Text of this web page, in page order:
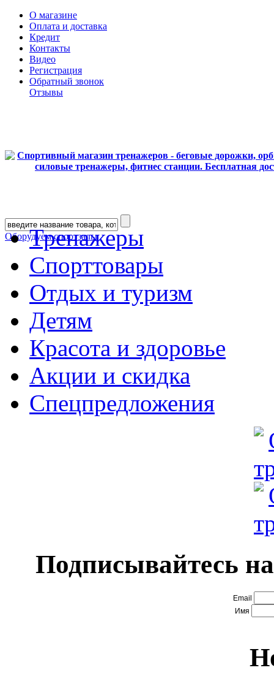
О магазине
Оплата и доставка
Кредит
Контакты
Видео
Регистрация
Обратный звонок
Отзывы
Оборудуем спортзалы
Тренажеры
Спорттовары
Отдых и туризм
Детям
Красота и здоровье
Акции и скидка
Спецпредложения
Подписывайтесь
Email
Имя